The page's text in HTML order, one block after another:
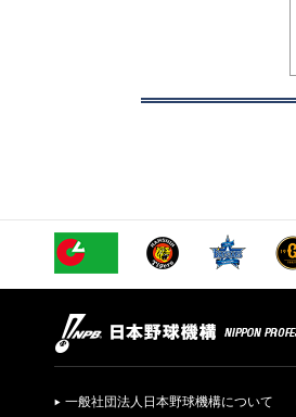
一般社団法人日本野球機構について